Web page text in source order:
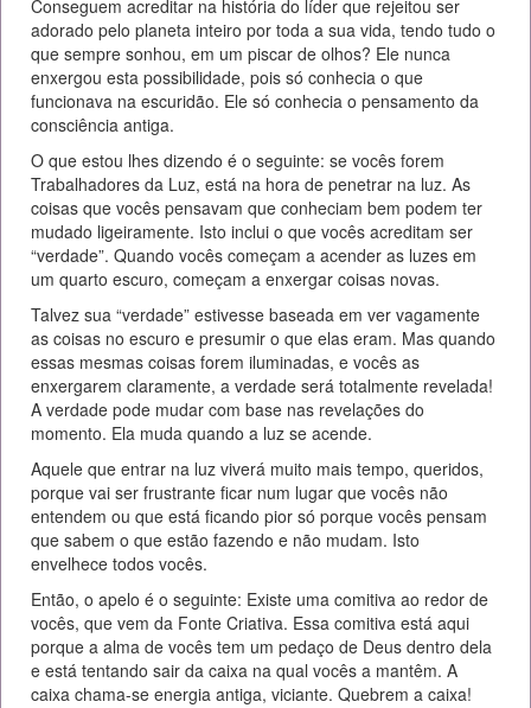
Conseguem acreditar na história do líder que rejeitou ser
adorado pelo planeta inteiro por toda a sua vida, tendo tudo o
que sempre sonhou, em um piscar de olhos? Ele nunca
enxergou esta possibilidade, pois só conhecia o que
funcionava na escuridão. Ele só conhecia o pensamento da
consciência antiga.
O que estou lhes dizendo é o seguinte: se vocês forem
Trabalhadores da Luz, está na hora de penetrar na luz. As
coisas que vocês pensavam que conheciam bem podem ter
mudado ligeiramente. Isto inclui o que vocês acreditam ser
“verdade”. Quando vocês começam a acender as luzes em
um quarto escuro, começam a enxergar coisas novas.
Talvez sua “verdade” estivesse baseada em ver vagamente
as coisas no escuro e presumir o que elas eram. Mas quando
essas mesmas coisas forem iluminadas, e vocês as
enxergarem claramente, a verdade será totalmente revelada!
A verdade pode mudar com base nas revelações do
momento. Ela muda quando a luz se acende.
Aquele que entrar na luz viverá muito mais tempo, queridos,
porque vai ser frustrante ficar num lugar que vocês não
entendem ou que está ficando pior só porque vocês pensam
que sabem o que estão fazendo e não mudam. Isto
envelhece todos vocês.
Então, o apelo é o seguinte: Existe uma comitiva ao redor de
vocês, que vem da Fonte Criativa. Essa comitiva está aqui
porque a alma de vocês tem um pedaço de Deus dentro dela
e está tentando sair da caixa na qual vocês a mantêm. A
caixa chama-se energia antiga, viciante. Quebrem a caixa!